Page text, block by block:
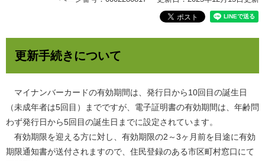
更新手続きについて
マイナンバーカードの有効期間は、発行日から10回目の誕生日
（未成年者は5回目）までですが、電子証明書の有効期間は、年齢問
わず発行日から5回目の誕生日までに設定されています。
有効期限を迎える方に対し、有効期限の2～3ヶ月前を目途に有効
期限通知書が送付されますので、住民登録のある市区町村窓口にて